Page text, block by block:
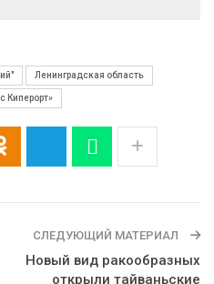
Ленинградская область
Киперорт»
СЛЕДУЮЩИЙ МАТЕРИАЛ
Новый вид ракообразных
открыли тайваньские